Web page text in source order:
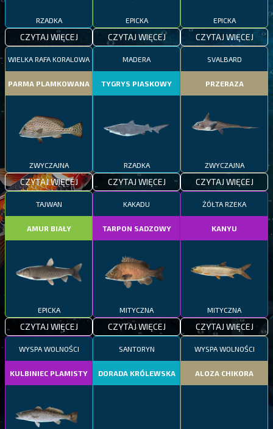
RZADKA
CZYTAJ WIĘCEJ
EPICKA
CZYTAJ WIĘCEJ
EPICKA
CZYTAJ WIĘCEJ
WIELKA RAFA KORALOWA
PARMA PLAMKOWANA
ZWYCZAJNA
CZYTAJ WIĘCEJ
MADERA
TYGRYS PIASKOWY
RZADKA
CZYTAJ WIĘCEJ
SVALBARD
PRZERAZA
ZWYCZAJNA
CZYTAJ WIĘCEJ
TAJWAN
AMUR BIAŁY
EPICKA
CZYTAJ WIĘCEJ
KAKADU
TARPON SADZOWY
MITYCZNA
CZYTAJ WIĘCEJ
ŻÓŁTA RZEKA
KANYU
MITYCZNA
CZYTAJ WIĘCEJ
WYSPA WOLNOŚCI
KULBINIEC PLAMISTY
SANTORYN
DORADA KRÓLEWSKA
WYSPA WOLNOŚCI
ALOZA CHIKORA